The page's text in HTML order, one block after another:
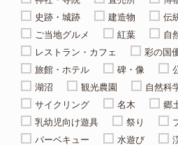
史跡・城跡
建造物 伝
ご当地グルメ
紅葉 自
レストラン・カフェ
彩の国
旅館・ホテル
碑・像
湖沼
観光農園 自然科
サイクリング
名木 郷
乳幼児向け遊具
祭り
バーベキュー
水遊び